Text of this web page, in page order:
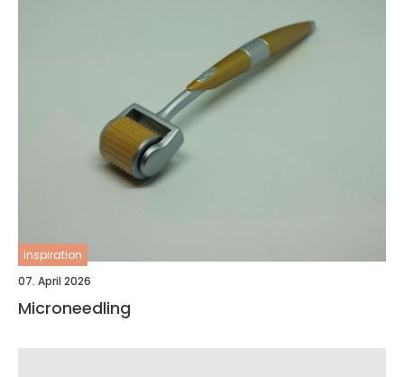
inspiration
07. April 2026
Microneedling